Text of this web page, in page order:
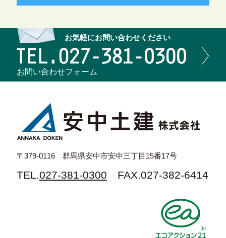
お気軽にお問い合わせください
お問い合わせフォーム
〒379-0116 群馬県安中市安中三丁目15番17号
TEL.027-381-0300 FAX.027-382-6414